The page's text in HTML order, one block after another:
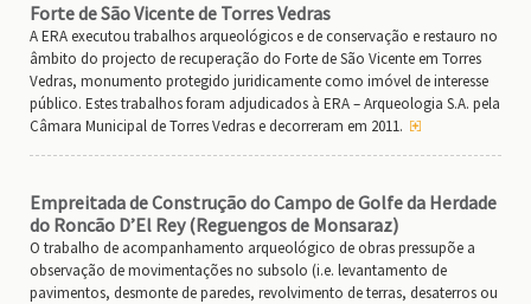
Forte de São Vicente de Torres Vedras
A ERA executou trabalhos arqueológicos e de conservação e restauro no
âmbito do projecto de recuperação do Forte de São Vicente em Torres
Vedras, monumento protegido juridicamente como imóvel de interesse
público. Estes trabalhos foram adjudicados à ERA – Arqueologia S.A. pela
Câmara Municipal de Torres Vedras e decorreram em 2011.
Empreitada de Construção do Campo de Golfe da Herdade
do Roncão D’El Rey (Reguengos de Monsaraz)
O trabalho de acompanhamento arqueológico de obras pressupõe a
observação de movimentações no subsolo (i.e. levantamento de
pavimentos, desmonte de paredes, revolvimento de terras, desaterros ou